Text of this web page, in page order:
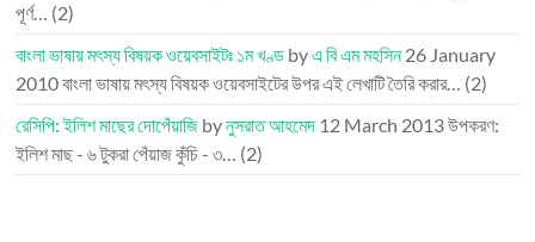
পূর্ণ… (2)
বাংলা ভাষায় মৎস্য বিষয়ক ওয়েবসাইটঃ ১ম খণ্ড byএ বি এম মহসিন26 January
2010বাংলা ভাষায় মৎস্য বিষয়ক ওয়েবসাইটের উপর এই লেখাটি তৈরি করার… (2)
রেসিপি: ইলিশ মাছের দোপেঁয়াজি byনুসরাত আহমেদ 12 March 2013উপকরণ:
ইলিশ মাছ - ৬ টুকরা পেঁয়াজ কুঁচি - ৩… (2)